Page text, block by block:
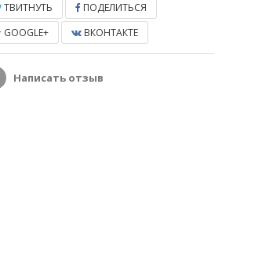
ТВИТНУТЬ
ПОДЕЛИТЬСЯ
GOOGLE+
ВКОНТАКТЕ
Написать отзыв